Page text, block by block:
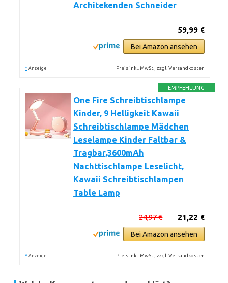
Architekenden Schneider
59,99 €
Bei Amazon ansehen
* Anzeige Preis inkl. MwSt., zzgl. Versandkosten
EMPFEHLUNG
One Fire Schreibtischlampe
Kinder, 9 Helligkeit Kawaii
Schreibtischlampe Mädchen
Leselampe Kinder Faltbar &
Tragbar,3600mAh
Nachttischlampe Leselicht,
Kawaii Schreibtischlampen
Table Lamp
21,22 €
24,97 €
Bei Amazon ansehen
* Anzeige Preis inkl. MwSt., zzgl. Versandkosten